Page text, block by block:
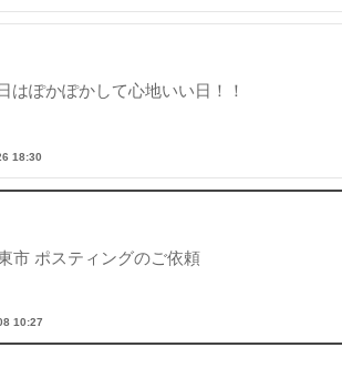
はぽかぽかして心地いい日！！
18:30
市 ポスティングのご依頼
10:27